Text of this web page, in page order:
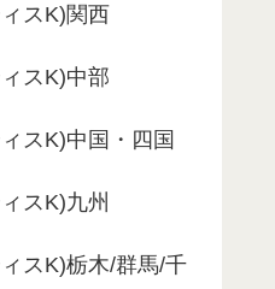
スK)関西
スK)中部
スK)中国・四国
スK)九州
スK)栃木/群馬/千